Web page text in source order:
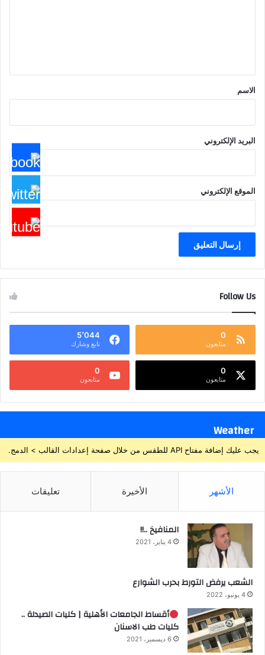
*
الاسم
البريد الإلكتروني
الموقع الإلكتروني
Follow Us
0
متابعون
5٬044
تابع وشارك
0
متابعون
0
متابعون
Weather
يجب عليك إضافة مفتاح API للطقس من خلال صفحة إعدادات القالب > الدمج.
الأشهر الأخيرة تعليقات
المنافيخ ..!!
4 يناير، 2021
الشعب يرفض التورط بحرب الشوارع
4 يونيو، 2022
أقساط الجامعات الأهلية | كليات الصيدلة ..
كليات طب الاسنان
6 ديسمبر، 2021